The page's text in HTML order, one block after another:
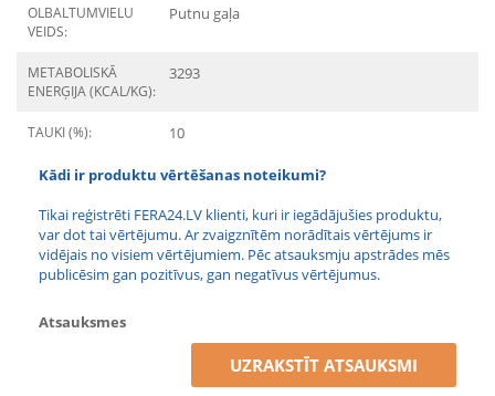
OLBALTUMVIELU
VEIDS:
Putnu gaļa
METABOLISKĀ
ENERĢIJA (KCAL/KG):
3293
TAUKI (%): 10
Kādi ir produktu vērtēšanas noteikumi?
Tikai reģistrēti FERA24.LV klienti, kuri ir iegādājušies produktu,
var dot tai vērtējumu. Ar zvaigznītēm norādītais vērtējums ir
vidējais no visiem vērtējumiem. Pēc atsauksmju apstrādes mēs
publicēsim gan pozitīvus, gan negatīvus vērtējumus.
Atsauksmes
UZRAKSTĪT ATSAUKSMI